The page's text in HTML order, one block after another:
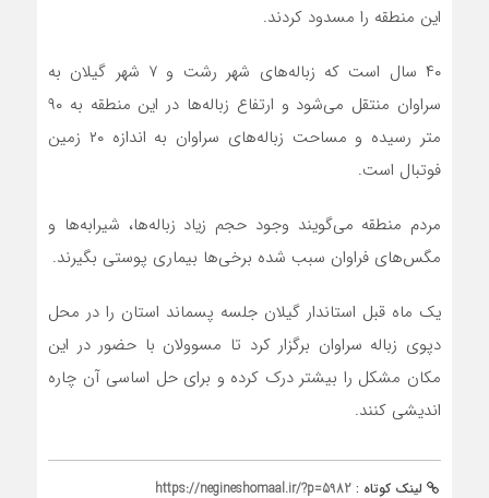
این منطقه را مسدود کردند.
۴۰ سال است که زباله‌های شهر رشت و ۷ شهر گیلان به
سراوان منتقل می‌شود و ارتفاع زباله‌ها در این منطقه به ۹۰
متر رسیده و مساحت زباله‌های سراوان به اندازه ۲۰ زمین
فوتبال است.
مردم منطقه می‌گویند وجود حجم زیاد زباله‌ها، شیرابه‌ها و
مگس‌های فراوان سبب شده برخی‌ها بیماری پوستی بگیرند.
یک ماه قبل استاندار گیلان جلسه پسماند استان را در محل
دپوی زباله سراوان برگزار کرد تا مسوولان با حضور در این
مکان مشکل را بیشتر درک کرده و برای حل اساسی آن چاره
اندیشی کنند.
لینک کوتاه : https://negineshomaal.ir/?p=5982